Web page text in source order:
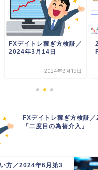
FXデイトレ稼ぎ方検証／
2024年3月14日
2024年3月15日
FXデイトレ稼ぎ方検証
「二度目の為替介入」
方／2024年6月第3